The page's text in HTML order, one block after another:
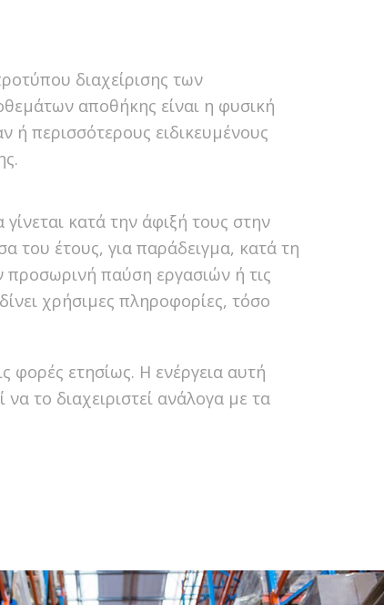
διαχείρισης των
αποθήκης είναι η φυσική
περισσότερους ειδικευμένους
κατά την άφιξή τους στην
του έτους, για παράδειγμα, κατά τη
προσωρινή παύση εργασιών ή τις
χρήσιμες πληροφορίες, τόσο
φορές ετησίως. Η ενέργεια αυτή
το διαχειριστεί ανάλογα με τα